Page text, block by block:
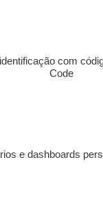
com
Code
e dashboards